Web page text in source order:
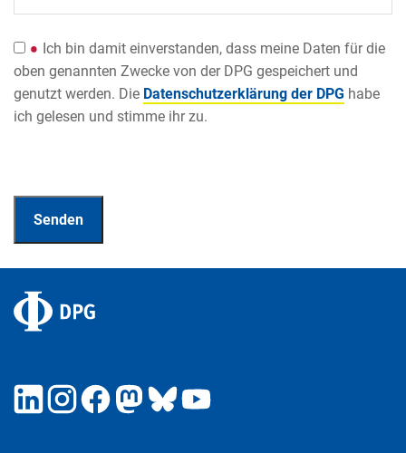
Ich bin damit einverstanden, dass meine Daten für die
oben genannten Zwecke von der DPG gespeichert und
genutzt werden. Die Datenschutzerklärung der DPG habe
ich gelesen und stimme ihr zu.